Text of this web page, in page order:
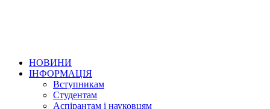
НОВИНИ
ІНФОРМАЦІЯ
Вступникам
Студентам
Аспірантам і науковцям